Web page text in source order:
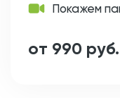
Покажем
от 990 руб.